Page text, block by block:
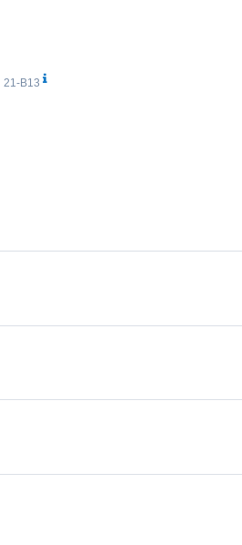
21-B13